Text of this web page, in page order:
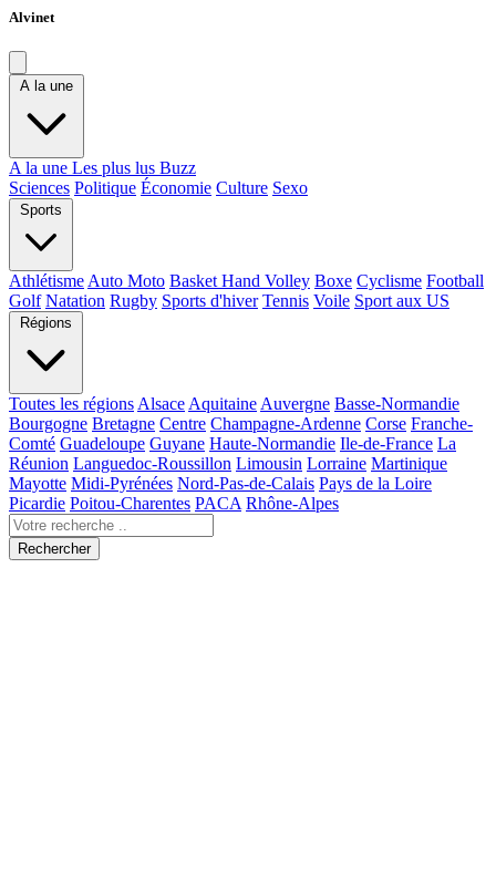
Alvinet
A la une
A la une Les plus lus Buzz
Sciences Politique Économie Culture Sexo
Sports
Athlétisme Auto Moto Basket Hand Volley Boxe Cyclisme Football
Golf Natation Rugby Sports d'hiver Tennis Voile Sport aux US
Régions
Toutes les régions Alsace Aquitaine Auvergne Basse-Normandie
Bourgogne Bretagne Centre Champagne-Ardenne Corse Franche-
Comté Guadeloupe Guyane Haute-Normandie Ile-de-France La
Réunion Languedoc-Roussillon Limousin Lorraine Martinique
Mayotte Midi-Pyrénées Nord-Pas-de-Calais Pays de la Loire
Picardie Poitou-Charentes PACA Rhône-Alpes
Rechercher